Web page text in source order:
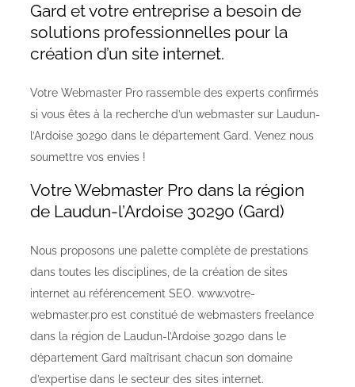
Gard et votre entreprise a besoin de
solutions professionnelles pour la
création d’un site internet.
Votre Webmaster Pro rassemble des experts confirmés
si vous êtes à la recherche d’un webmaster sur Laudun-
l’Ardoise 30290 dans le département Gard. Venez nous
soumettre vos envies !
Votre Webmaster Pro dans la région
de Laudun-l’Ardoise 30290 (Gard)
Nous proposons une palette complète de prestations
dans toutes les disciplines, de la création de sites
internet au référencement SEO. www.votre-
webmaster.pro est constitué de webmasters freelance
dans la région de Laudun-l’Ardoise 30290 dans le
département Gard maîtrisant chacun son domaine
d’expertise dans le secteur des sites internet.